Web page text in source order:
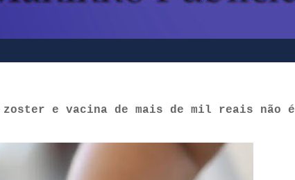
e vacina de mais de mil reais não é